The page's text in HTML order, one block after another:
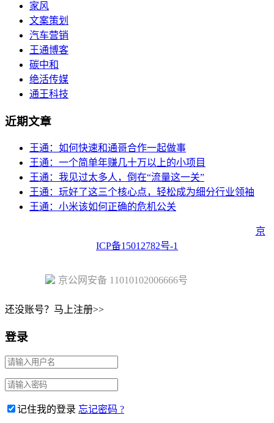
家风
文案策划
汽车营销
王通博客
碳中和
绝活传媒
通王科技
近期文章
王通：如何快速和通哥合作一起做事
王通：一个简单年赚几十万以上的小项目
王通：我见过太多人，倒在“流量这一关”
王通：玩好了这三个核心点，轻松成为细分行业领袖
王通：小米该如何正确的危机公关
京
ICP备15012782号-1
京公网安备 11010102006666号
还没账号？马上注册>>
登录
记住我的登录 忘记密码 ?